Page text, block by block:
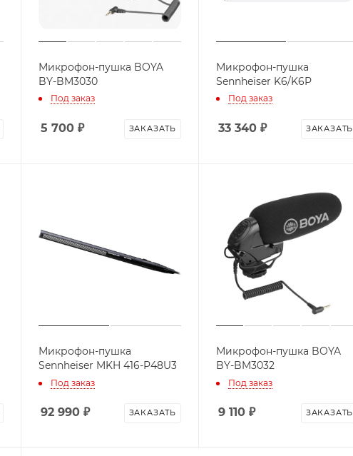
Микрофон-пушка BOYA
BY-BM3030
Под заказ
5 700 ₽ ЗАКАЗАТЬ
Микрофон-пушка
Sennheiser K6/K6P
Под заказ
33 340₽ ЗАКАЗАТЬ
Микрофон-пушка
Sennheiser MKH 416-P48U3
Под заказ
92 990 ₽ ЗАКАЗАТЬ
Микрофон-пушка BOYA
BY-BM3032
Под заказ
9 110₽ ЗАКАЗАТЬ